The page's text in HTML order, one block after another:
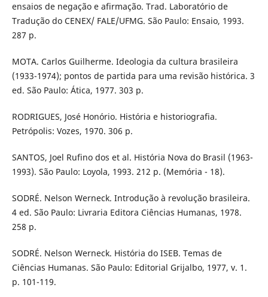
ensaios de negação e afirmação. Trad. Laboratório de
Tradução do CENEX/ FALE/UFMG. São Paulo: Ensaio, 1993.
287 p.
MOTA. Carlos Guilherme. Ideologia da cultura brasileira
(1933-1974); pontos de partida para uma revisão histórica. 3
ed. São Paulo: Ática, 1977. 303 p.
RODRIGUES, José Honório. História e historiografia.
Petrópolis: Vozes, 1970. 306 p.
SANTOS, Joel Rufino dos et al. História Nova do Brasil (1963-
1993). São Paulo: Loyola, 1993. 212 p. (Memória - 18).
SODRÉ. Nelson Werneck. Introdução à revolução brasileira.
4 ed. São Paulo: Livraria Editora Ciências Humanas, 1978.
258 p.
SODRÉ. Nelson Werneck. História do ISEB. Temas de
Ciências Humanas. São Paulo: Editorial Grijalbo, 1977, v. 1.
p. 101-119.